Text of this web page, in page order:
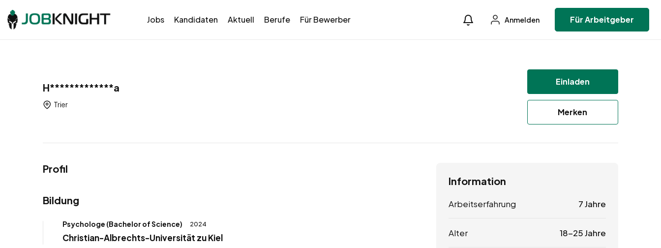
Jobs Kandidaten Aktuell Berufe Für Bewerber Anmelden Für Arbeitgeber
H*************a
Trier
Einladen
Merken
Profil
Bildung
Psychologe (Bachelor of Science) 2024
Christian-Albrechts-Universität zu Kiel
Information
Arbeitserfahrung 7 Jahre
Alter 18-25 Jahre